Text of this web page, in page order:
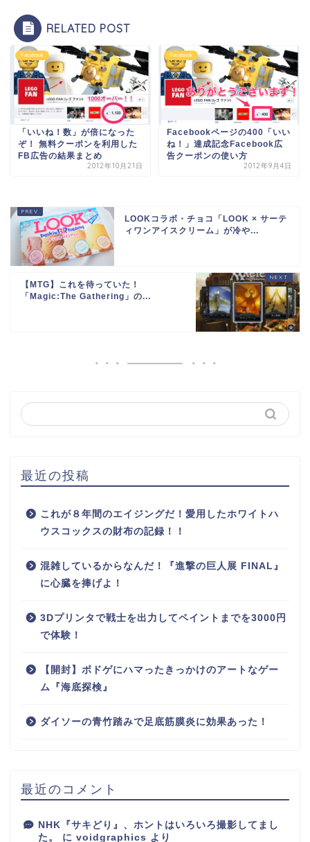
RELATED POST
Facebook
「いいね！数」が倍になった
ぞ！ 無料クーポンを利用した
FB広告の結果まとめ
2012年10月21日
Facebook
Facebookページの400「いい
ね！」達成記念Facebook広
告クーポンの使い方
2012年9月4日
LOOKコラボ・チョコ「LOOK × サーテ
ィワンアイスクリーム」が冷や...
【MTG】これを待っていた！
「Magic:The Gathering」の...
最近の投稿
これが８年間のエイジングだ！愛用したホワイトハ
ウスコックスの財布の記録！！
混雑しているからなんだ！『進撃の巨人展 FINAL』
に心臓を捧げよ！
3Dプリンタで戦士を出力してペイントまでを3000円
で体験！
【開封】ボドゲにハマったきっかけのアートなゲー
ム『海底探検』
ダイソーの青竹踏みで足底筋膜炎に効果あった！
最近のコメント
NHK『サキどり』、ホントはいろいろ撮影してまし
た。
に voidgraphics より